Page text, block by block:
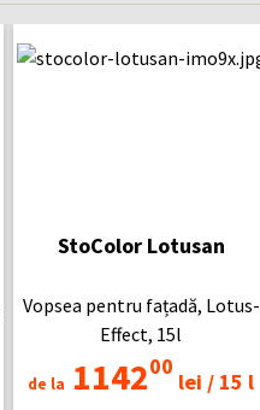
StoColor Lotusan
Vopsea pentru fațadă, Lotus-
Effect, 15l
de la 114200
lei / 15 l